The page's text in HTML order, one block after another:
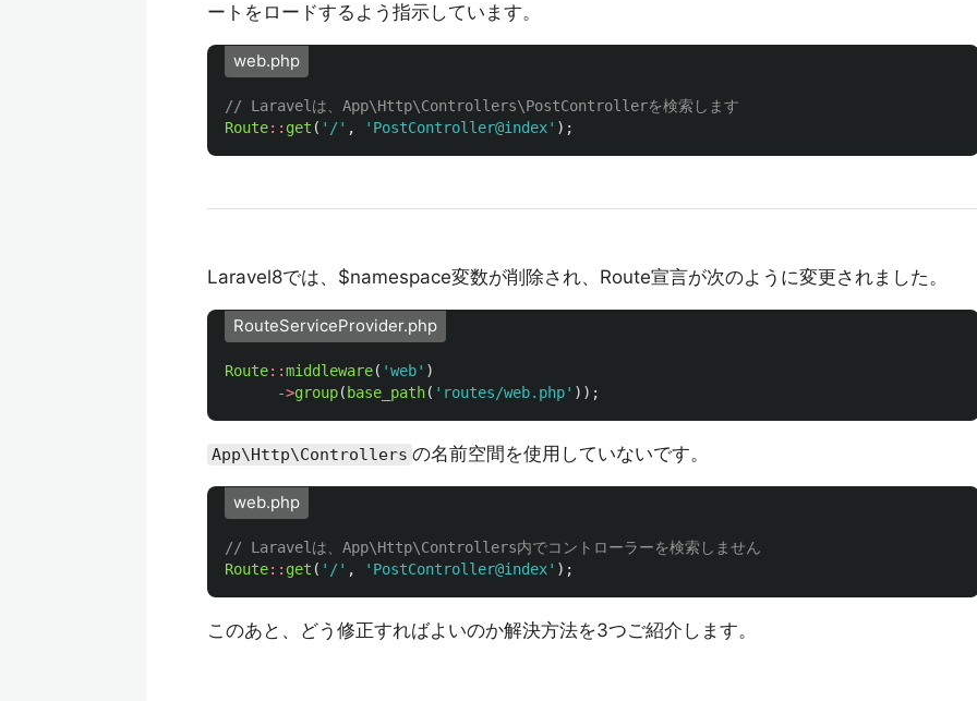
ートをロードするよう指示しています。
web.php
// Laravelは、App\Http\Controllers\PostControllerを検索します
Route:: get ( '/' , 'PostController@index' );
Laravel8では、$namespace変数が削除され、Route宣言が次のように変更されました。
RouteServiceProvider.php
Route::middleware( 'web' )
->group( base_path( 'routes/web.php' ));
App\Http\Controllers の名前空間を使用していないです。
web.php
// Laravelは、App\Http\Controllers内でコントローラーを検索しません
Route:: get ( '/' , 'PostController@index' );
このあと、どう修正すればよいのか解決方法を3つご紹介します。